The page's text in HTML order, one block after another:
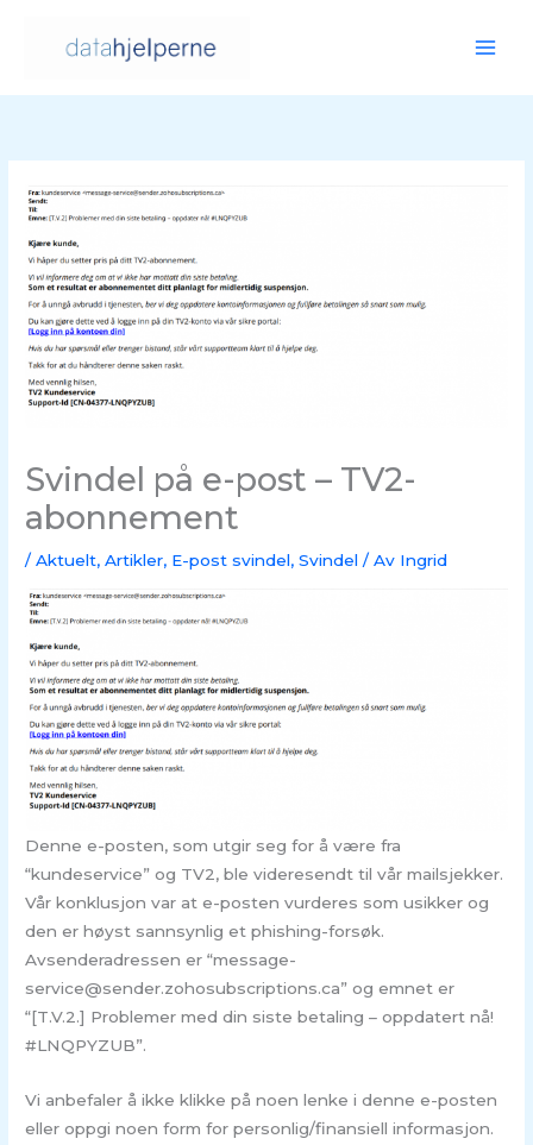
innholdet
Svindel på e-post – TV2-
abonnement
/Aktuelt,Artikler, E-post svindel,Svindel / Av Ingrid
Denne e-posten, som utgir seg for å være fra
“kundeservice” og TV2, ble videresendt til vår mailsjekker.
Vår konklusjon var at e-posten vurderes som usikker og
den er høyst sannsynlig et phishing-forsøk.
Avsenderadressen er “message-
service@sender.zohosubscriptions.ca” og emnet er
“[T.V.2.] Problemer med din siste betaling – oppdatert nå!
#LNQPYZUB”.
Vi anbefaler å ikke klikke på noen lenke i denne e-posten
eller oppgi noen form for personlig/finansiell informasjon.